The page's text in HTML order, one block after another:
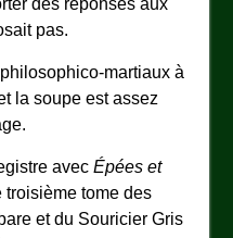
des réponses aux
pas.
martiaux à
la soupe est assez
avecÉpées et
troisième tome des
et du Souricier Gris